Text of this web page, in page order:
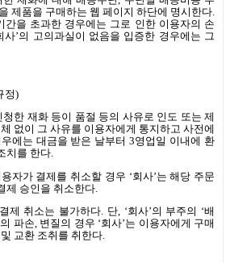
제품을 구매하는 웹 페이지 하단에 명시한다.
간을 초과한 경우에는 그로 인한 이용자의 손
사’의 고의과실이 없음을 입증한 경우에는 그
정)
청한 재화 등이 품절 등의 사유로 인도 또는 제
없이 그 사유를 이용자에게 통지하고 사전에
에는 대금을 받은 날부터 3영업일 이내에 환
치를 한다.
자가 결제를 취소할 경우 ‘회사’는 해당 주문
제 승인을 취소한다
제 취소는 불가하다. 단, ‘회사’의 부주의 ‘배
파손, 변질의 경우 ‘회사’는 이용자에게 구매
교환 조취를 취한다.